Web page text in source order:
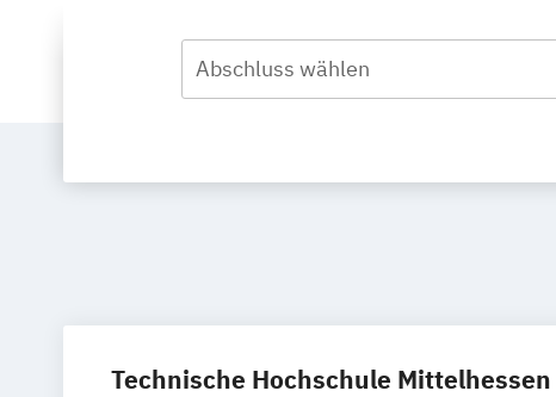
Abschluss wählen
Technische Hochschule Mittelhessen